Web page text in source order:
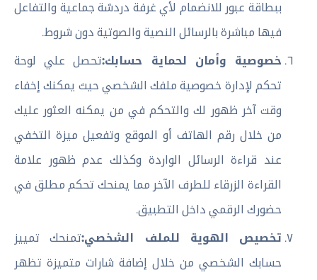
ببطاقة عبور للانضمام لأي غرفة دردشة جماعية والتفاعل
فيها مباشرة بالرسائل النصية والصوتية دون شروط.
خصوصية وأمان لحماية حسابك:تحصل علي لوحة
تحكم لإدارة خصوصية ملفك الشخصي حيث يمكنك إخفاء
وقت آخر ظهور لك والتحكم في من يمكنه العثور عليك
من خلال رقم الهاتف أو الموقع وتفعيل ميزة التخفي
عند قراءة الرسائل الواردة وكذلك عدم ظهور علامة
القراءة الزرقاء للطرف الآخر مما يمنحك تحكم مطلق في
حضورك الرقمي داخل التطبيق.
تخصيص الهوية للملف الشخصي:تمنحك تمييز
حسابك الشخصي من خلال إضافة شارات متميزة تظهر